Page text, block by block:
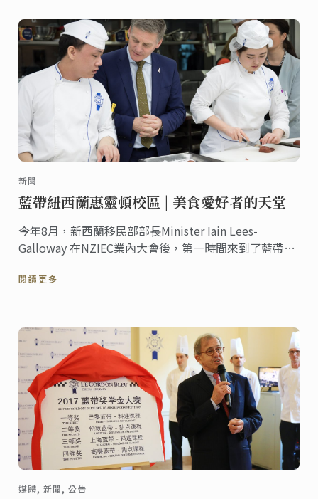
新聞
藍帶紐西蘭惠靈頓校區 | 美食愛好者的天堂
今年8月，新西蘭移民部部長Minister Iain Lees-
Galloway 在NZIEC業內大會後，第一時間來到了藍帶惠
對藍帶的授課質量、學生就業率和就業地點表示贊賞和
閱讀更多
媒體, 新聞, 公告